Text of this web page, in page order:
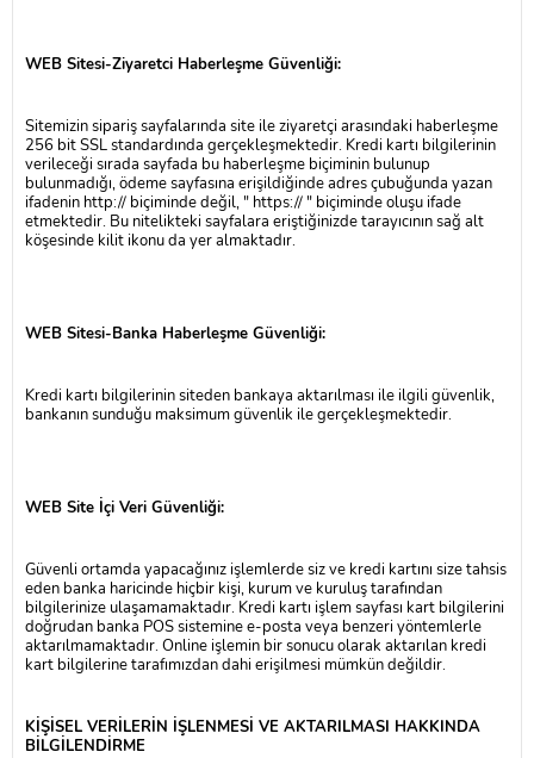
WEB Sitesi-Ziyaretci Haberleşme Güvenliği:
Sitemizin sipariş sayfalarında site ile ziyaretçi arasındaki haberleşme
256 bit SSL standardında gerçekleşmektedir. Kredi kartı bilgilerinin
verileceği sırada sayfada bu haberleşme biçiminin bulunup
bulunmadığı, ödeme sayfasına erişildiğinde adres çubuğunda yazan
ifadenin http:// biçiminde değil, " https:// " biçiminde oluşu ifade
etmektedir. Bu nitelikteki sayfalara eriştiğinizde tarayıcının sağ alt
köşesinde kilit ikonu da yer almaktadır.
WEB Sitesi-Banka Haberleşme Güvenliği:
Kredi kartı bilgilerinin siteden bankaya aktarılması ile ilgili güvenlik,
bankanın sunduğu maksimum güvenlik ile gerçekleşmektedir.
WEB Site İçi Veri Güvenliği:
Güvenli ortamda yapacağınız işlemlerde siz ve kredi kartını size tahsis
eden banka haricinde hiçbir kişi, kurum ve kuruluş tarafından
bilgilerinize ulaşamamaktadır. Kredi kartı işlem sayfası kart bilgilerini
doğrudan banka POS sistemine e-posta veya benzeri yöntemlerle
aktarılmamaktadır. Online işlemin bir sonucu olarak aktarılan kredi
kart bilgilerine tarafımızdan dahi erişilmesi mümkün değildir.
KİŞİSEL VERİLERİN İŞLENMESİ VE AKTARILMASI HAKKINDA
BİLGİLENDİRME